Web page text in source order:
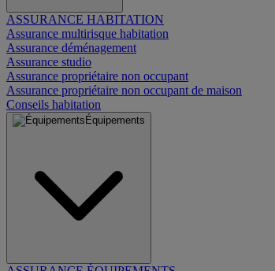
ASSURANCE HABITATION
Assurance multirisque habitation
Assurance déménagement
Assurance studio
Assurance propriétaire non occupant
Assurance propriétaire non occupant de maison
Conseils habitation
Équipements